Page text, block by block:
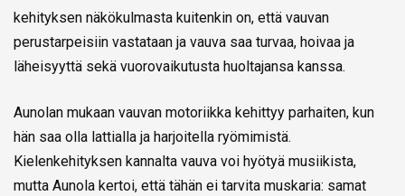
kehityksen näkökulmasta kuitenkin on, että vauvan
perustarpeisiin vastataan ja vauva saa turvaa, hoivaa ja
läheisyyttä sekä vuorovaikutusta huoltajansa kanssa.
Aunolan mukaan vauvan motoriikka kehittyy parhaiten, kun
hän saa olla lattialla ja harjoitella ryömimistä.
Kielenkehityksen kannalta vauva voi hyötyä musiikista,
mutta Aunola kertoi, että tähän ei tarvita muskaria: samat